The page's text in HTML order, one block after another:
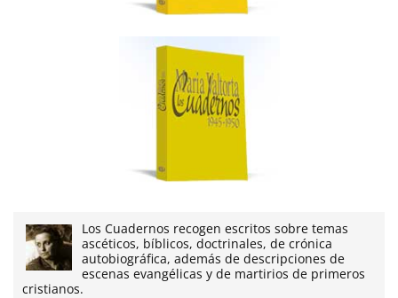
Los Cuadernos recogen escritos sobre temas
ascéticos, bíblicos, doctrinales, de crónica
autobiográfica, además de descripciones de
escenas evangélicas y de martirios de primeros
cristianos.